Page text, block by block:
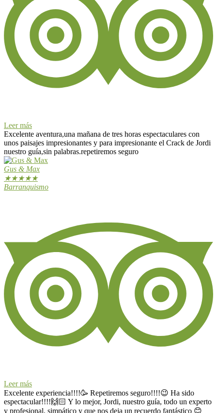
Leer más
Excelente aventura,una mañana de tres horas espectaculares con
unos paisajes impresionantes y para impresionante el Crack de Jordi
nuestro guía,sin palabras.repetiremos seguro
Gus & Max
★★★★★
Barranquismo
Leer más
Excelente experiencia!!!!🥳 Repetiremos seguro!!!!😉 Ha sido
espectacular!!!!🙌🏻 Y lo mejor, Jordi, nuestro guía, todo un experto
y profesional, simpático y que nos deja un recuerdo fantástico 😊